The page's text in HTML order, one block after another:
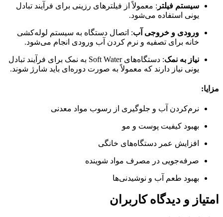
سیستم فیلتر : معمولاً از فیلترهای رزینی برای فرآیند تبادل
یونی استفاده می‌شود.
ورودی و خروجی آب: اتصال دستگاه به سیستم لوله‌کشی
خانه برای تصفیه و نرم کردن آب ورودی انجام می‌شود.
نیاز به نمک
: دستگاه‌های Soft Water به نمک برای فرآیند تبادل
یونی نیاز دارند که معمولاً به صورت دوره‌ای باید شارژ شوند.
مزایا:
نرم‌کردن آب و جلوگیری از رسوب مواد معدنی
بهبود کیفیت پوست و مو
افزایش عمر دستگاه‌های خانگی
صرفه‌جویی در مصرف مواد شوینده
بهبود طعم آب و نوشیدنی‌ها
امتیاز و دیدگاه کاربران